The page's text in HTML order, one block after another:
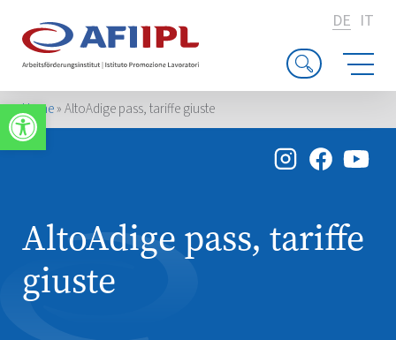
Werkzeugleiste öffnen
DE IT
Home»AltoAdige pass, tariffe giuste
AltoAdige pass, tariffe
giuste